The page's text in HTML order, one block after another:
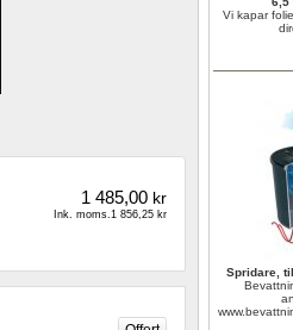
Vi kapar
Spridare,
1 485,00kr
Ink. moms.1 856,25 kr